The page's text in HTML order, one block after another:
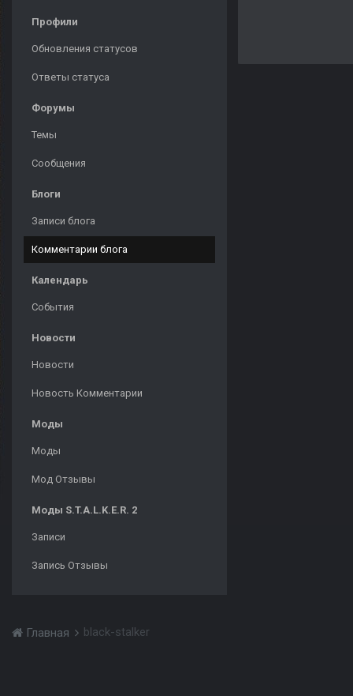
Профили
Обновления статусов
Ответы статуса
Форумы
Темы
Сообщения
Блоги
Записи блога
Комментарии блога
Календарь
События
Новости
Новости
Новость Комментарии
Моды
Моды
Мод Отзывы
Моды S.T.A.L.K.E.R. 2
Записи
Запись Отзывы
Главная black-stalker